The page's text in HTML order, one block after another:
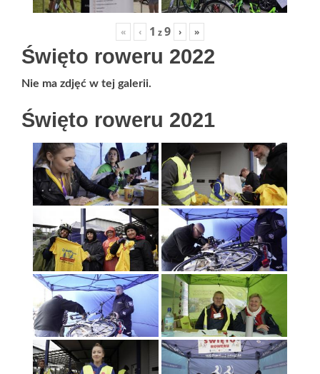
« ‹ 1 z9 › »
Święto roweru 2022
Nie ma zdjęć w tej galerii.
Święto roweru 2021